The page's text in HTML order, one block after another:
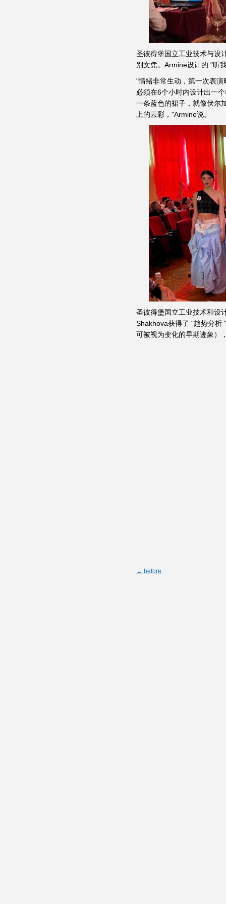
圣彼得堡国立工业技术与设
别文凭。Armine设计的 "听
"情绪非常生动，第一次表
必须在6个小时内设计出一
一条蓝色的裙子，就像伏尔
上的云彩，"Armine说。
圣彼得堡国立工业技术和设
Shakhova获得了 "趋势分析
可被视为变化的早期迹象）
← before